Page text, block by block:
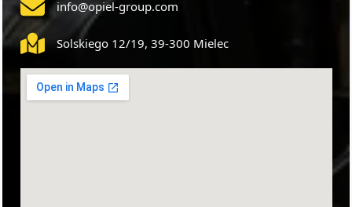
info@opiel-group.com
Solskiego 12/19, 39-300 Mielec